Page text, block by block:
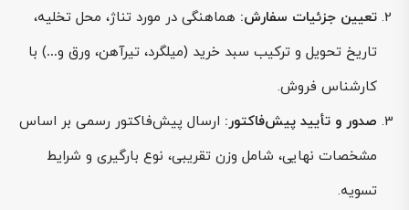
تعیین جزئیات سفارش: هماهنگی در مورد تناژ، محل تخلیه،
تاریخ تحویل و ترکیب سبد خرید (میلگرد، تیرآهن، ورق و…) با
کارشناس فروش.
صدور و تأیید پیش‌فاکتور: ارسال پیش‌فاکتور رسمی بر اساس
مشخصات نهایی، شامل وزن تقریبی، نوع بارگیری و شرایط
تسویه.